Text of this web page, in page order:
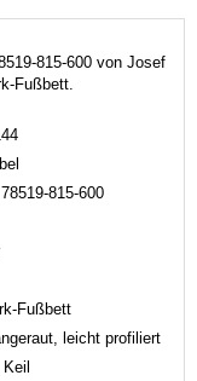
815-600 von Josef
Fußbett.
815-600
Fußbett
leicht profiliert